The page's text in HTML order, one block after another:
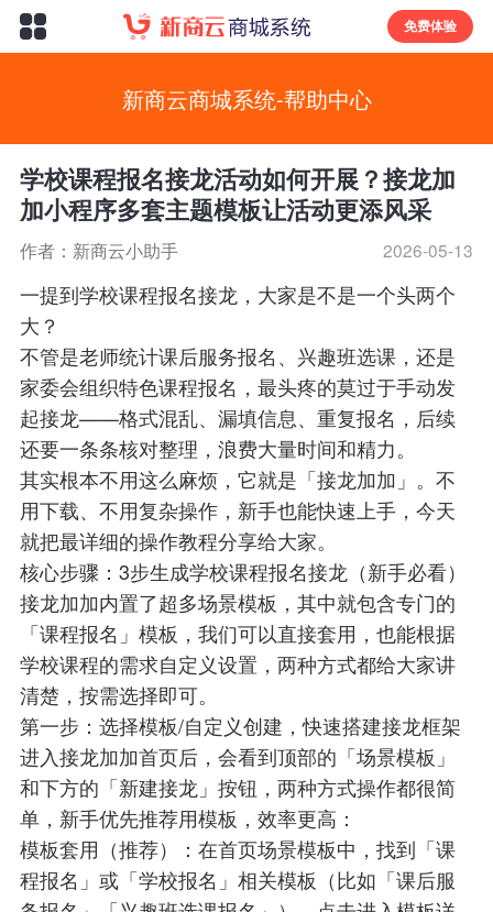
免费体验
新商云商城系统-帮助中心
学校课程报名接龙活动如何开展？接龙加
加小程序多套主题模板让活动更添风采
作者：新商云小助手 2026-05-13
一提到学校课程报名接龙，大家是不是一个头两个
大？
不管是老师统计课后服务报名、兴趣班选课，还是
家委会组织特色课程报名，最头疼的莫过于手动发
起接龙——格式混乱、漏填信息、重复报名，后续
还要一条条核对整理，浪费大量时间和精力。
其实根本不用这么麻烦，它就是「接龙加加」。不
用下载、不用复杂操作，新手也能快速上手，今天
就把最详细的操作教程分享给大家。
核心步骤：3步生成学校课程报名接龙（新手必看）
接龙加加内置了超多场景模板，其中就包含专门的
「课程报名」模板，我们可以直接套用，也能根据
学校课程的需求自定义设置，两种方式都给大家讲
清楚，按需选择即可。
第一步：选择模板/自定义创建，快速搭建接龙框架
进入接龙加加首页后，会看到顶部的「场景模板」
和下方的「新建接龙」按钮，两种方式操作都很简
单，新手优先推荐用模板，效率更高：
模板套用（推荐）：在首页场景模板中，找到「课
程报名」或「学校报名」相关模板（比如「课后服